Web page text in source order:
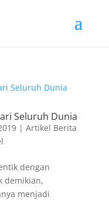
Seluruh Dunia
| Artikel Berita
dengan
demikian,
menjadi